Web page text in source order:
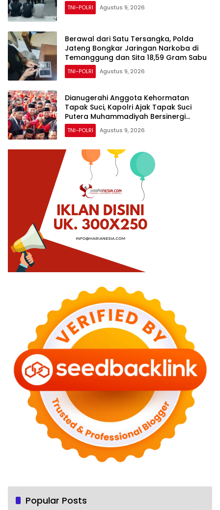
TNI-POLRI Agustus 9, 2026
Berawal dari Satu Tersangka, Polda
Jateng Bongkar Jaringan Narkoba di
Temanggung dan Sita 18,59 Gram Sabu
TNI-POLRI Agustus 9, 2026
Dianugerahi Anggota Kehormatan
Tapak Suci, Kapolri Ajak Tapak Suci
Putera Muhammadiyah Bersinergi
dengan Polri Jaga Generasi Muda dari
Ancaman Zaman
TNI-POLRI Agustus 9, 2026
Popular Posts